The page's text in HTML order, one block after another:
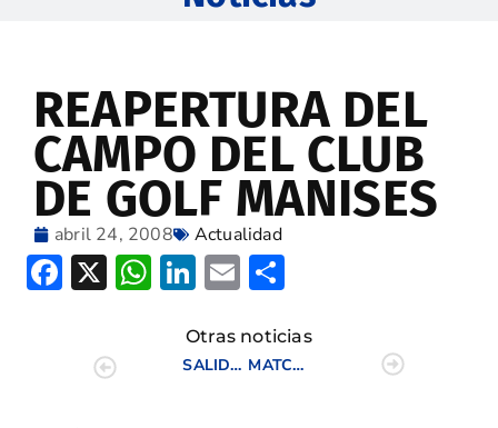
REAPERTURA DEL
CAMPO DEL CLUB
DE GOLF MANISES
abril 24, 2008 Actualidad
Facebook
X WhatsApp
LinkedIn
Email
Otras noticias
SALIDAS ALTORREAL
MATCH INTERCLUBES FEMENINO CAMPOS DE GOLF DE LA C.V.